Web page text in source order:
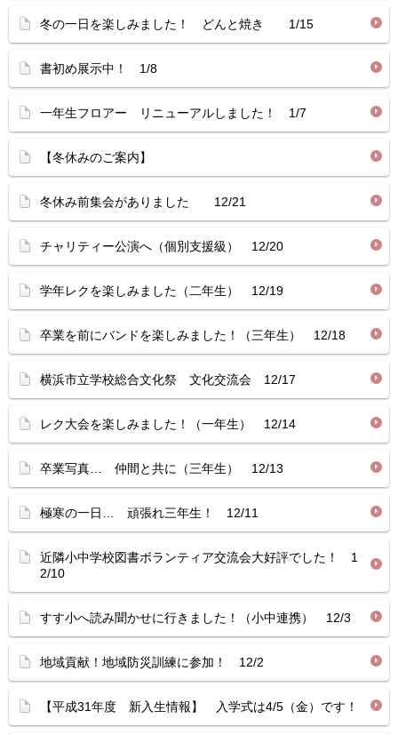
冬の一日を楽しみました！ どんと焼き 1/15
書初め展示中！ 1/8
一年生フロアー リニューアルしました！ 1/7
【冬休みのご案内】
冬休み前集会がありました 12/21
チャリティー公演へ（個別支援級） 12/20
学年レクを楽しみました（二年生） 12/19
卒業を前にバンドを楽しみました！（三年生） 12/18
横浜市立学校総合文化祭 文化交流会 12/17
レク大会を楽しみました！（一年生） 12/14
卒業写真… 仲間と共に（三年生） 12/13
極寒の一日… 頑張れ三年生！ 12/11
近隣小中学校図書ボランティア交流会大好評でした！ 1
2/10
すす小へ読み聞かせに行きました！（小中連携） 12/3
地域貢献！地域防災訓練に参加！ 12/2
【平成31年度 新入生情報】 入学式は4/5（金）です！